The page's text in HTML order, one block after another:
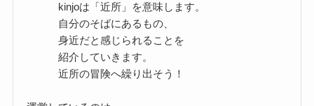
kinjoは「近所」を意味します。
自分のそばにあるもの、
身近だと感じられることを
紹介していきます。
近所の冒険へ繰り出そう！